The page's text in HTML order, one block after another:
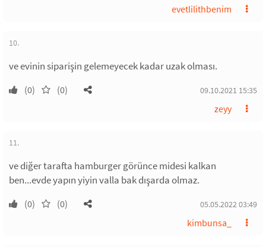
evetlilithbenim
10.
ve evinin siparişin gelemeyecek kadar uzak olması.
(0) (0) 09.10.2021 15:35
zeyy
11.
ve diğer tarafta hamburger görünce midesi kalkan
ben...evde yapın yiyin valla bak dışarda olmaz.
(0) (0) 05.05.2022 03:49
kimbunsa_